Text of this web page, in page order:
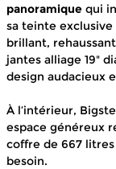
panoramique qui
sa teinte
brillant,
jantes alliage 19"
design audacieux
À l’intérieur,
espace généreux
coffre de 667
besoin.